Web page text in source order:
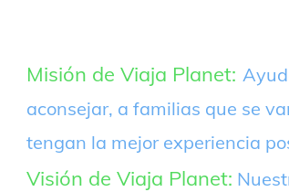
Misión de Viaja Planet:
aconsejar, a familias que se
tengan la mejor experiencia
Visión de Viaja Planet: